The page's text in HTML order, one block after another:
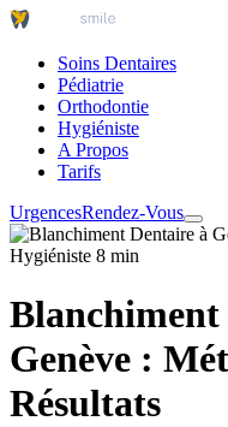
Soins Dentaires
Pédiatrie
Orthodontie
Hygiéniste
A Propos
Tarifs
UrgencesRendez-Vous
Hygiéniste 8 min
Genève :
Résultats